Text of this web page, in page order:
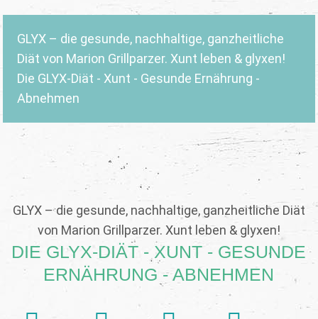
GLYX – die gesunde, nachhaltige, ganzheitliche
Diät von Marion Grillparzer. Xunt leben & glyxen!
Die GLYX-Diät - Xunt - Gesunde Ernährung -
Abnehmen
GLYX – die gesunde, nachhaltige, ganzheitliche Diät
von Marion Grillparzer. Xunt leben & glyxen!
DIE GLYX-DIÄT - XUNT - GESUNDE
ERNÄHRUNG - ABNEHMEN